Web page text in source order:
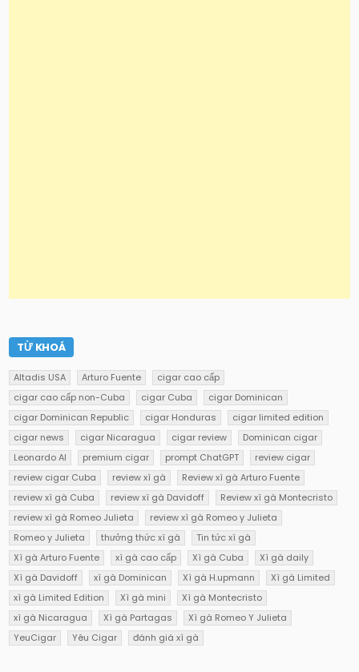
TỪ KHOÁ
Altadis USA Arturo Fuente
cigar cao cấp
cigar cao cấp non-Cuba
cigar Cuba
cigar Dominican
cigar Dominican Republic
cigar Honduras
cigar limited edition
cigar news
cigar Nicaragua cigar review
Dominican cigar
Leonardo AI
premium cigar prompt ChatGPT
review cigar
review cigar Cuba
review xì gà
Review xì gà Arturo Fuente
review xì gà Cuba
review xì gà Davidoff
Review xì gà Montecristo
review xì gà Romeo Julieta
review xì gà Romeo y Julieta
Romeo y Julieta
thưởng thức xì gà
Tin tức xì gà
Xì gà Arturo Fuente
xì gà cao cấp Xì gà Cuba
Xì gà daily
Xì gà Davidoff
xì gà Dominican Xì gà H.upmann
Xì gà Limited
xì gà Limited Edition
Xì gà mini
Xì gà Montecristo
xì gà Nicaragua
Xì gà Partagas
Xì gà Romeo Y Julieta
YeuCigar
Yêu Cigar đánh giá xì gà